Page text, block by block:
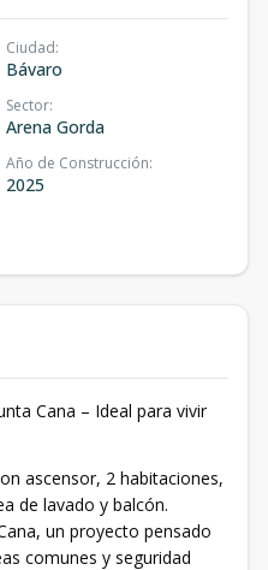
Ciudad:
Bávaro
Sector:
Arena Gorda
Año de Construcción:
2025
Cana – Ideal para vivir
ascensor, 2 habitaciones,
de lavado y balcón.
un proyecto pensado
comunes y seguridad